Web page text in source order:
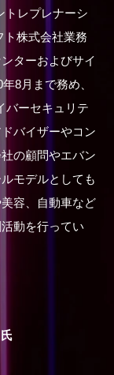
トレプレナーシ
ト株式会社業務
ターおよびサイ
8月まで務め、
バーセキュリテ
バイザーやコン
の顧問やエバン
モデルとしても
容、自動車など
動を行ってい
氏